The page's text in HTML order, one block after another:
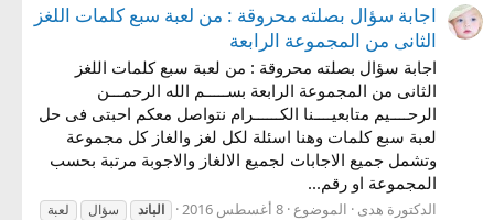
اجابة سؤال بصلته محروقة : من لعبة سبع كلمات اللغز
الثانى من المجموعة الرابعة
اجابة سؤال بصلته محروقة : من لعبة سبع كلمات اللغز
الثانى من المجموعة الرابعة بســـــم الله الرحمـــن
الرحــــيم متابعيــــنا الكــــــرام نتواصل معكم احبتى فى حل
لعبة سبع كلمات وهنا اسئلة لكل لغز والغاز كل مجموعة
وتشمل جميع الاجابات لجميع الالغاز والاجوبة مرتبة بحسب
المجموعة او رقم...
الدكتورة هدى الموضوع 8 أغسطس 2016 الباند سؤال
لعبة